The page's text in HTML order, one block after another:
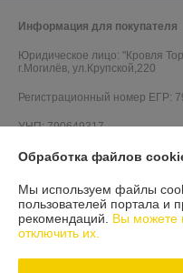
Информация для покупателя
Юридическое лицо: "Кровля
г.Могилёв, ул.Крупской,220
Регистрационный номер ЕГР:
УНП: 790649317
Регистрационный орган:
Дата регистрации компании:
Ссылка на свидетельство/
Ссылка на свидетельство/
Обработка файлов
Мы используем файлы
пользователей портала и
рекомендаций. Вы можете
отключить их.